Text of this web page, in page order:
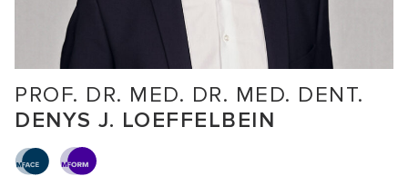
PROF. DR. MED. DR. MED. DENT.
DENYS J. LOEFFELBEIN